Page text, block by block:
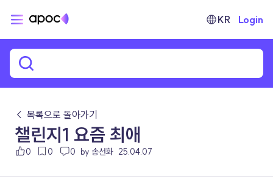
KR Login
← 목록으로 돌아가기
챌린지1 요즘 최애
0 0 0 by 송선화 25.04.07